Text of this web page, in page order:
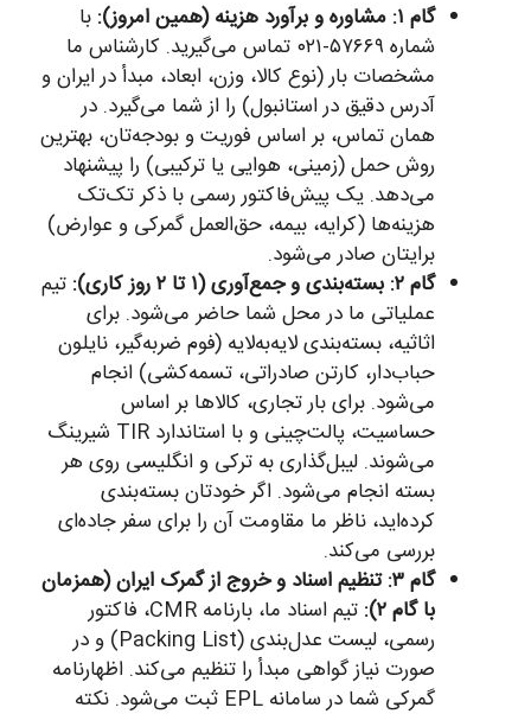
گام ۱: مشاوره و برآورد هزینه (همین امروز):
با
شماره ۵۷۶۶۹-۰۲۱ تماس می‌گیرید. کارشناس ما
مشخصات بار (نوع کالا، وزن، ابعاد، مبدأ در ایران و
آدرس دقیق در استانبول) را از شما می‌گیرد. در
همان تماس، بر اساس فوریت و بودجه‌تان، بهترین
روش حمل (زمینی، هوایی یا ترکیبی) را پیشنهاد
می‌دهد. یک پیش‌فاکتور رسمی با ذکر تک‌تک
هزینه‌ها (کرایه، بیمه، حق‌العمل گمرکی و عوارض)
برایتان صادر می‌شود.
گام ۲: بسته‌بندی و جمع‌آوری (۱ تا ۲ روز کاری):
تیم
عملیاتی ما در محل شما حاضر می‌شود. برای
اثاثیه، بسته‌بندی لایه‌به‌لایه (فوم ضربه‌گیر، نایلون
حباب‌دار، کارتن صادراتی، تسمه‌کشی) انجام
می‌شود. برای بار تجاری، کالاها بر اساس
حساسیت، پالت‌چینی و با استاندارد TIR شیرینگ
می‌شوند. لیبل‌گذاری به ترکی و انگلیسی روی هر
بسته انجام می‌شود. اگر خودتان بسته‌بندی
کرده‌اید، ناظر ما مقاومت آن را برای سفر جاده‌ای
بررسی می‌کند.
گام ۳: تنظیم اسناد و خروج از گمرک ایران (همزمان
با گام ۲):
تیم اسناد ما، بارنامه CMR، فاکتور
رسمی، لیست عدل‌بندی (Packing List) و در
صورت نیاز گواهی مبدأ را تنظیم می‌کند. اظهارنامه
گمرکی شما در سامانه EPL ثبت می‌شود. نکته